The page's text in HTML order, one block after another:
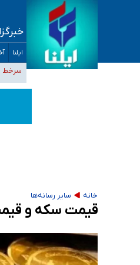
ایلنا
سرخط
۴۰ تا ۵۰ روز گرمای نسبی در پیش داریم/ دمای تهران به ۳۸ درجه می‌رسد
موضع وزارت
خانه سایر رسانه‌ها
قیمت سکه و قیمت طلا